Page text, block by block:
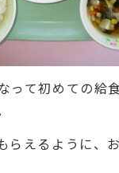
って初めての給
らえるように、